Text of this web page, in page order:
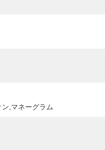
,マネーグラム